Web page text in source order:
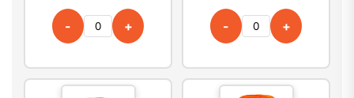
- + - +